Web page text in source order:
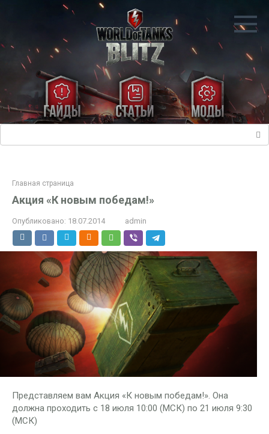
Главная страница
Акция «К новым победам!»
Опубликовано: 18.07.2014 admin
Представляем вам Акция «К новым победам!». Она
должна проходить с 18 июля 10:00 (МСК) по 21 июля 9:30
(МСК)